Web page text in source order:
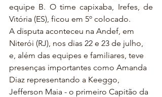
equipe B. O time capixaba, Irefes, de
Vitória (ES), ficou em 5º colocado.
A disputa aconteceu na Andef, em
Niterói (RJ), nos dias 22 e 23 de julho,
e, além das equipes e familiares, teve
presenças importantes como Amanda
Diaz representando a Keeggo,
Jefferson Maia - o primeiro Capitão da